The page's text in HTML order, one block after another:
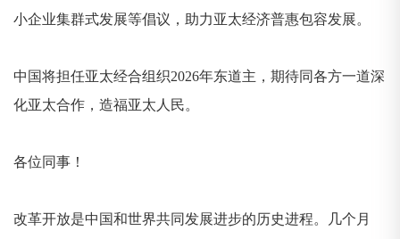
小企业集群式发展等倡议，助力亚太经济普惠包容发展。
中国将担任亚太经合组织2026年东道主，期待同各方一道深
化亚太合作，造福亚太人民。
各位同事！
改革开放是中国和世界共同发展进步的历史进程。几个月